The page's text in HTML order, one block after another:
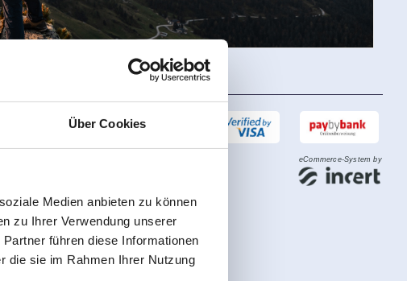
Über Cookies
Medien anbieten zu können
zu Ihrer Verwendung unserer
führen diese Informationen
die sie im Rahmen Ihrer Nutzung